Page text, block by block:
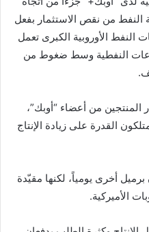
من نقص الاستثمار بفعل
فإنّ شركات النفط الأوروبية الكبرى تعمل
النفطية وسط ضغوط من
المنتجين من أعضاء “أوبك”،
القدرة على زيادة الإنتاج
أخرى يومياً، لكنها مقيّدة
الأميركية.